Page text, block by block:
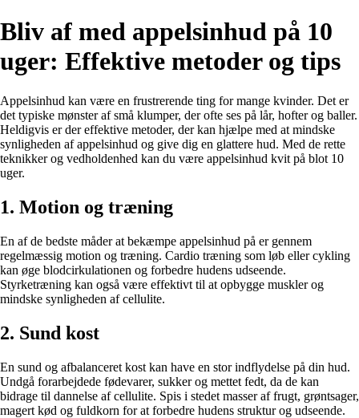
Bliv af med appelsinhud på 10
uger: Effektive metoder og tips
Appelsinhud kan være en frustrerende ting for mange kvinder. Det er
det typiske mønster af små klumper, der ofte ses på lår, hofter og baller.
Heldigvis er der effektive metoder, der kan hjælpe med at mindske
synligheden af appelsinhud og give dig en glattere hud. Med de rette
teknikker og vedholdenhed kan du være appelsinhud kvit på blot 10
uger.
1. Motion og træning
En af de bedste måder at bekæmpe appelsinhud på er gennem
regelmæssig motion og træning. Cardio træning som løb eller cykling
kan øge blodcirkulationen og forbedre hudens udseende.
Styrketræning kan også være effektivt til at opbygge muskler og
mindske synligheden af cellulite.
2. Sund kost
En sund og afbalanceret kost kan have en stor indflydelse på din hud.
Undgå forarbejdede fødevarer, sukker og mettet fedt, da de kan
bidrage til dannelse af cellulite. Spis i stedet masser af frugt, grøntsager,
magert kød og fuldkorn for at forbedre hudens struktur og udseende.